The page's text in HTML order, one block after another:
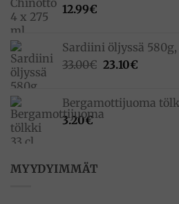
12.99€
Sardiini öljyssä
33.00€ Alkuperäinen
33.00€.
23.10€
23.10€.
Bergamottijuoma
3.20€
MYYDYIMMÄT